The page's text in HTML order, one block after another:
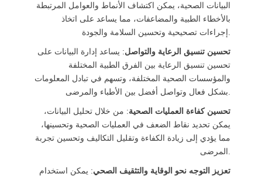
البيانات الصحية، يمكن اكتشاف الأنماط والعوامل المرتبطة
بالأخطاء الطبية والمضاعفات، مما يساعد على اتخاذ
إجراءات تصحيحية وتحسين السلامة والجودة.
تحسين تنسيق الرعاية والتواصل: يساعد إدارة البيانات على
تحسين تنسيق الرعاية بين الفرق الطبية المختلفة
والمؤسسات الصحية المختلفة، وتسهم في تبادل المعلومات
بشكل فعال وتواصل أفضل بين الأطباء والمرضى.
تحسين كفاءة العمليات الصحية: من خلال تحليل البيانات،
يمكن تحديد نقاط الضعف في العمليات الصحية وتحسينها،
مما يؤدي إلى زيادة الكفاءة وتقليل التكاليف وتحسين تجربة
المرضى.
تعزيز التوجه نحو الوقاية والتثقيف الصحي: يمكن استخدام